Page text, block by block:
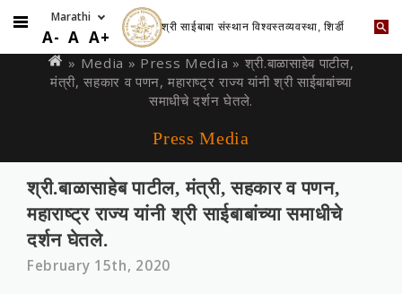
to
A- A A+ श्री साईबाबा संस्थान विश्वस्तव्यवस्था, शिर्डी
are
» Media » Press Media » श्री.बाळासाहे‍ब पाटील,
मंत्री, सहकार व पणन, महाराष्‍ट्र राज्‍य यांनी श्री साईबाबांच्या
समाधीचे दर्शन घेतले.
Press Media
श्री.बाळासाहे‍ब पाटील, मंत्री, सहकार व पणन,
महाराष्‍ट्र राज्‍य यांनी श्री साईबाबांच्या समाधीचे
दर्शन घेतले.
February 15th, 2020